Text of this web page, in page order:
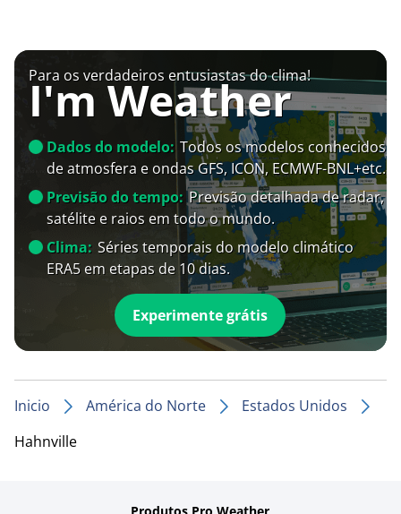
Para os verdadeiros entusiastas do clima!
I'm Weather
Dados do modelo: Todos os modelos conhecidos
de atmosfera e ondas GFS, ICON, ECMWF-BNL+etc.
Previsão do tempo: Previsão detalhada de radar,
satélite e raios em todo o mundo.
Clima: Séries temporais do modelo climático
ERA5 em etapas de 10 dias.
Experimente grátis
Inicio América do Norte
Estados Unidos
Hahnville
Produtos Pro Weather